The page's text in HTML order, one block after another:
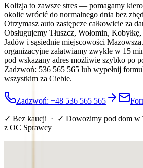
Kolizja to zawsze stres — pomagamy
okolic wrócić do normalnego dnia bez
Otrzymasz auto zastępcze całkowicie za
Obsługujemy Tłuszcz, Wołomin,
Jadów i sąsiednie miejscowości
organizacyjne załatwiamy zwykle w 15
pod wskazany adres możliwie szybko po
Zadzwoń: 536 565 565 lub wypełnij
wszystkim za Ciebie.
Zadzwoń: +48 536 565 565
✓ Bez kaucji · ✓ Dowozimy pod dom w
z OC Sprawcy